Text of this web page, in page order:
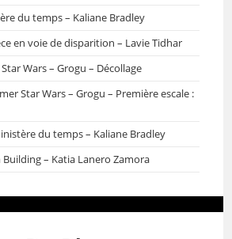
du temps – Kaliane Bradley
en voie de disparition – Lavie Tidhar
Wars – Grogu – Décollage
Star Wars – Grogu – Première escale :
du temps – Kaliane Bradley
Building – Katia Lanero Zamora